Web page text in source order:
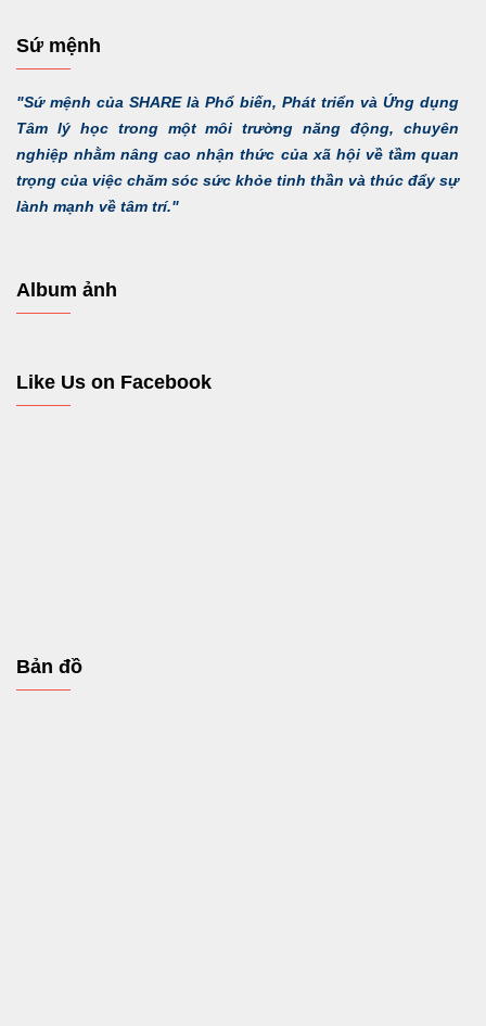
Sứ mệnh
"Sứ mệnh của SHARE là Phổ biến, Phát triển và Ứng dụng
Tâm lý học trong một môi trường năng động, chuyên
nghiệp nhằm nâng cao nhận thức của xã hội về tầm quan
trọng của việc chăm sóc sức khỏe tinh thần và thúc đẩy sự
lành mạnh về tâm trí."
Album ảnh
Like Us on Facebook
Bản đồ